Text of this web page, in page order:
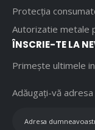
Protecția
Autorizatie metale
ÎNSCRIE-TE LA
Primește ultimele
Adăugați-vă adresa